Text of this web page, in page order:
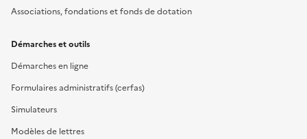
Associations, fondations et fonds de dotation
Démarches et outils
Démarches en ligne
Formulaires administratifs (cerfas)
Simulateurs
Modèles de lettres